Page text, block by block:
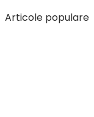
Articole populare